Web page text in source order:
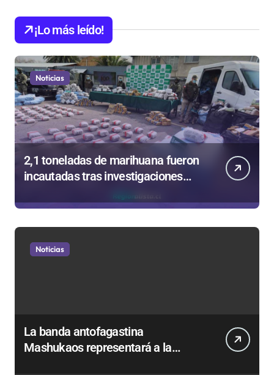
¡Lo más leído!
Noticias
2,1 toneladas de marihuana fueron
incautadas tras investigaciones
Noticias
La banda antofagastina
Mashukaos representará a la